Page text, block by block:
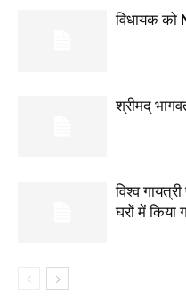
विधायक को
श्रीमद्
विश्व
घरों में किया